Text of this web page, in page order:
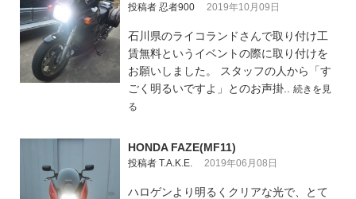
投稿者 忍者900 2019年10月09日
石川県のライコランドさんで取り付け工
賃無料というイベントの際に取り付けを
お願いしました。 スタッフの人から「す
ごく明るいですよ」とのお声掛.. 続きを見
る
HONDA FAZE(MF11)
投稿者 T.A.K.E. 2019年06月08日
ハロゲンより明るくクリアな光で、とて